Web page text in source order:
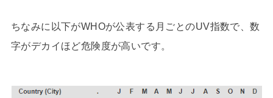
ちなみに以下がWHOが公表する月ごとのUV指数で、数
字がデカイほど危険度が高いです。